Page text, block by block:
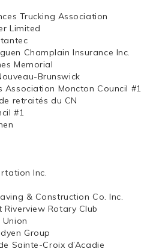
Trucking Association
Limited
Champlain Insurance Inc.
Memorial
Brunswick
Association Moncton Council #1
retraités du CN
#1
Inc.
& Construction Co. Inc.
Riverview Rotary Club
Group
Sainte-Croix d’Acadie